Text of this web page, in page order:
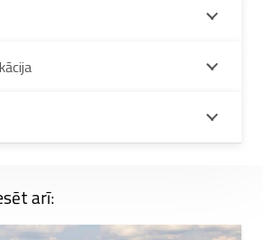
arī: